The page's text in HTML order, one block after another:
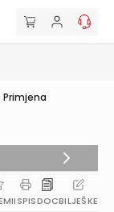
Primjena
ISPISDOCBILJEŠKE